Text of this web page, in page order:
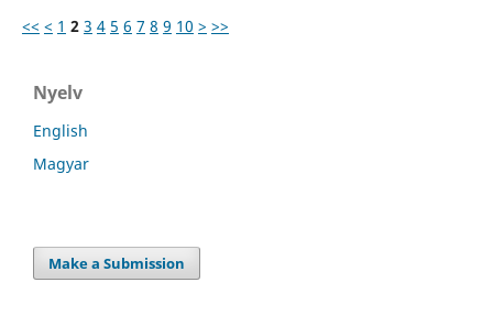
<< < 1 2 3 4 5 6 7 8 9 10 > >>
Nyelv
English
Magyar
Make a Submission